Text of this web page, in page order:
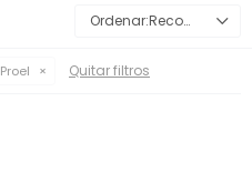
Recomendados
Proel Quitar filtros